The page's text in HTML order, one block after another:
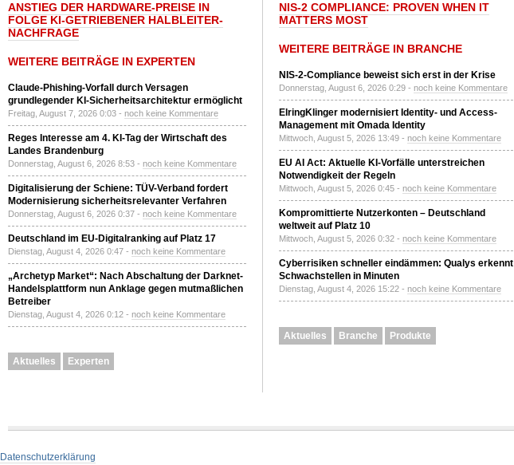
ANSTIEG DER HARDWARE-PREISE IN
FOLGE KI-GETRIEBENER HALBLEITER-
NACHFRAGE
WEITERE BEITRÄGE IN EXPERTEN
Claude-Phishing-Vorfall durch Versagen
grundlegender KI-Sicherheitsarchitektur ermöglicht
Freitag, August 7, 2026 0:03 - noch keine Kommentare
Reges Interesse am 4. KI-Tag der Wirtschaft des
Landes Brandenburg
Donnerstag, August 6, 2026 8:53 - noch keine Kommentare
Digitalisierung der Schiene: TÜV-Verband fordert
Modernisierung sicherheitsrelevanter Verfahren
Donnerstag, August 6, 2026 0:37 - noch keine Kommentare
Deutschland im EU-Digitalranking auf Platz 17
Dienstag, August 4, 2026 0:47 - noch keine Kommentare
„Archetyp Market“: Nach Abschaltung der Darknet-
Handelsplattform nun Anklage gegen mutmaßlichen
Betreiber
Dienstag, August 4, 2026 0:12 - noch keine Kommentare
Aktuelles Experten
NIS-2 COMPLIANCE: PROVEN WHEN IT
MATTERS MOST
WEITERE BEITRÄGE IN BRANCHE
NIS-2-Compliance beweist sich erst in der Krise
Donnerstag, August 6, 2026 0:29 - noch keine Kommentare
ElringKlinger modernisiert Identity- und Access-
Management mit Omada Identity
Mittwoch, August 5, 2026 13:49 - noch keine Kommentare
EU AI Act: Aktuelle KI-Vorfälle unterstreichen
Notwendigkeit der Regeln
Mittwoch, August 5, 2026 0:45 - noch keine Kommentare
Kompromittierte Nutzerkonten – Deutschland
weltweit auf Platz 10
Mittwoch, August 5, 2026 0:32 - noch keine Kommentare
Cyberrisiken schneller eindämmen: Qualys erkennt
Schwachstellen in Minuten
Dienstag, August 4, 2026 15:22 - noch keine Kommentare
Aktuelles Branche Produkte
Datenschutzerklärung